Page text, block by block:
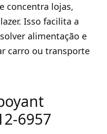
concentra lojas,
Isso facilita a
alimentação e
carro ou transporte
6957